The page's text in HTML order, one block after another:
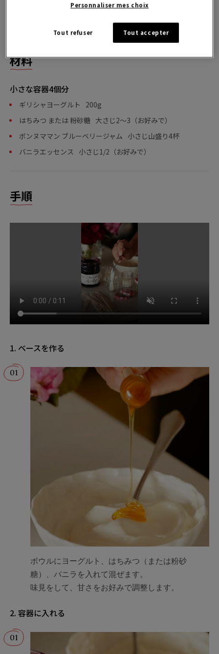
ブルーベリージャム 225g
材料
小さな容器4個分
ギリシャヨーグルト
200g
はちみつ または 粉砂糖 大さじ2〜3（お好みで）
ボンヌママン ブルーベリージャム 小さじ山盛り4杯
バニラエッセンス 小さじ1/2（お好みで）
手順
1. ベースを作る
ボウルにヨーグルト、はちみつ（または粉砂
糖）、バニラを入れて混ぜます。
味見をして、甘さをお好みで調整します。
2. 容器に入れる
Personnaliser mes choix
Tout refuser Tout accepter